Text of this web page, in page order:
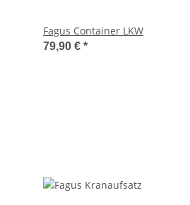
Fagus Container LKW
79,90 € *